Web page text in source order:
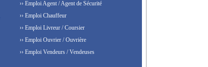
›› Emploi Agent / Agent de Sécurité
›› Emploi Chauffeur
›› Emploi Livreur / Coursier
›› Emploi Ouvrier / Ouvrière
›› Emploi Vendeurs / Vendeuses